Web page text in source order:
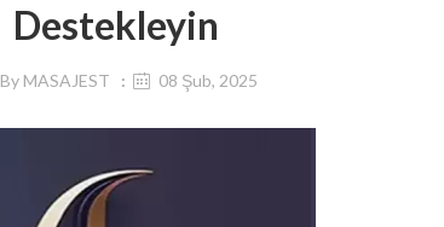
Destekleyin
By MASAJEST 08 Şub, 2025